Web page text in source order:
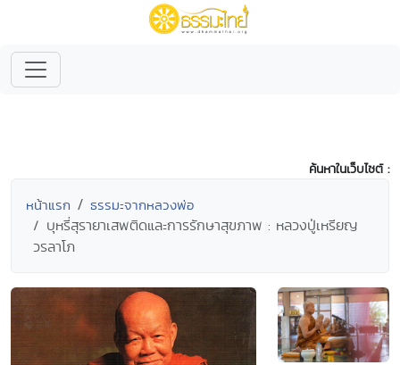
ค้นหาในเว็บไซต์ :
หน้าแรก ธรรมะจากหลวงพ่อ
บุหรี่สุรายาเสพติดและการรักษาสุขภาพ : หลวงปู่เหรียญ
วรลาโภ